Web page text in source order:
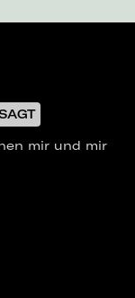
mir und mir